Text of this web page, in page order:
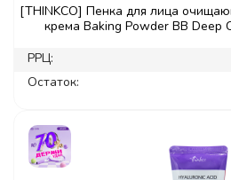
[THINKCO] Пенка для лица
крема Baking Powder ВВ Deep
РРЦ:
Остаток: